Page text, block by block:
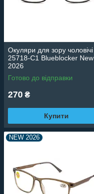
Окуляри для зору чоловічі
25718-C1 Blueblocker New
2026
Готово до відправки
270 ₴
Купити
NEW 2026